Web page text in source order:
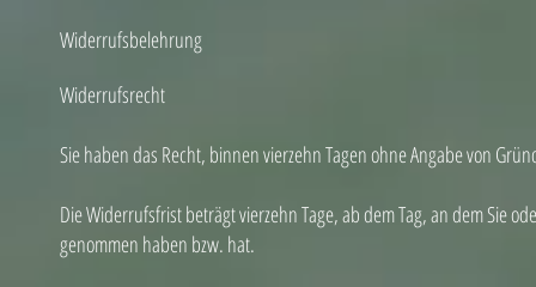
Widerrufsbelehrung
Widerrufsrecht
Sie haben das Recht, binnen vierzehn Tagen ohne Angabe von
Die Widerrufsfrist beträgt vierzehn Tage, ab dem Tag, an dem Sie
genommen haben bzw. hat.